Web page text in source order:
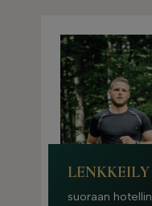
LENKKEILY
suoraan hotellin